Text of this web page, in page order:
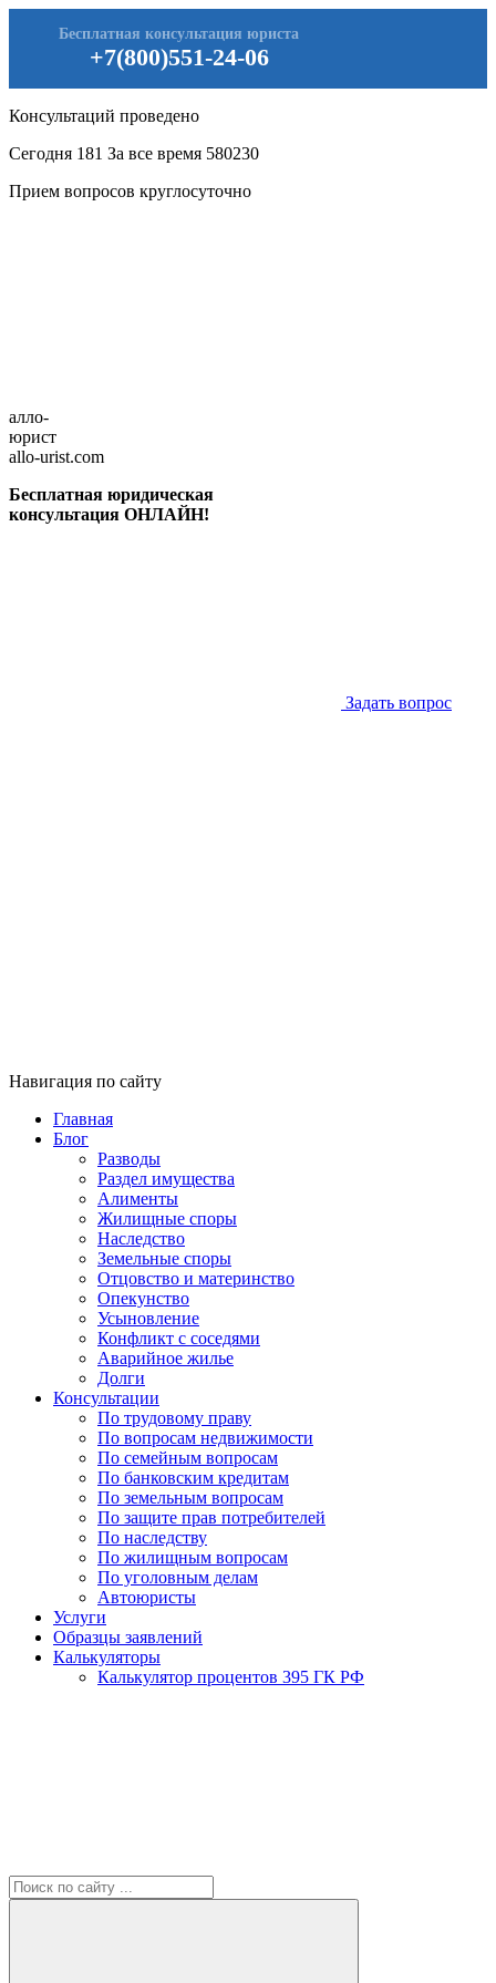
+7(800)551-24-06
Бесплатная консультация юриста
Консультаций проведено
Сегодня 181 За все время 580230
Прием вопросов круглосуточно
алло-
юрист
allo-urist.com
Бесплатная юридическая
консультация ОНЛАЙН!
Задать вопрос
Навигация по сайту
Главная
Блог
Разводы
Раздел имущества
Алименты
Жилищные споры
Наследство
Земельные споры
Отцовство и материнство
Опекунство
Усыновление
Конфликт с соседями
Аварийное жилье
Долги
Консультации
По трудовому праву
По вопросам недвижимости
По семейным вопросам
По банковским кредитам
По земельным вопросам
По защите прав потребителей
По наследству
По жилищным вопросам
По уголовным делам
Автоюристы
Услуги
Образцы заявлений
Калькуляторы
Калькулятор процентов 395 ГК РФ